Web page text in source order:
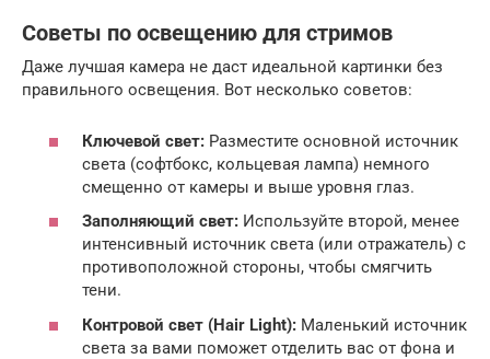
Советы по освещению для стримов
Даже лучшая камера не даст идеальной картинки без
правильного освещения. Вот несколько советов:
Ключевой свет: Разместите основной источник
света (софтбокс, кольцевая лампа) немного
смещенно от камеры и выше уровня глаз.
Заполняющий свет: Используйте второй, менее
интенсивный источник света (или отражатель) с
противоположной стороны, чтобы смягчить
тени.
Контровой свет (Hair Light): Маленький источник
света за вами поможет отделить вас от фона и